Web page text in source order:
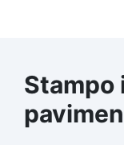
Stampo